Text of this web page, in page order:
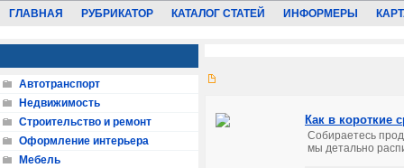
ГЛАВНАЯ РУБРИКАТОР КАТАЛОГ СТАТЕЙ ИНФОРМЕРЫ
Как в короткие
Собираетесь
мы детально
Автотранспорт
Недвижимость
Строительство и ремонт
Оформление интерьера
Мебель